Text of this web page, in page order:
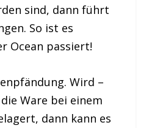
sind, dann führt
So ist es
Ocean passiert!
Wird –
Ware bei einem
dann kann es